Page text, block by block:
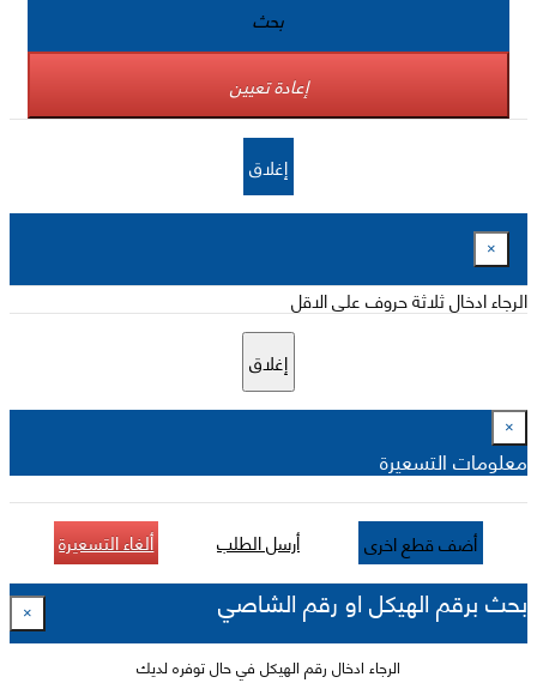
بحث
إعادة تعيين
إغلاق
×
الرجاء ادخال ثلاثة حروف على الاقل
إغلاق
×
معلومات التسعيرة
أضف قطع اخرى أرسل الطلب ألغاء التسعيرة
بحث برقم الهيكل او رقم الشاصي ×
الرجاء ادخال رقم الهيكل في حال توفره لديك